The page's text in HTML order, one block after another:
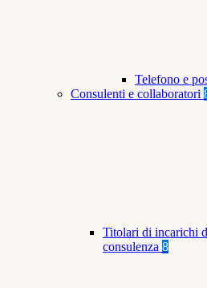
Telefono e
Consulenti e collaboratori
Titolari di incarichi
consulenza 8